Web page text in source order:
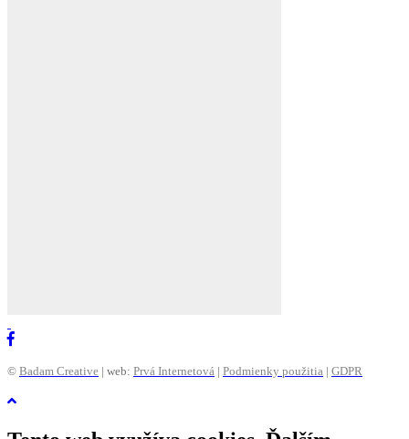
© Badam Creative | web: Prvá Internetová | Podmienky použitia | GDPR